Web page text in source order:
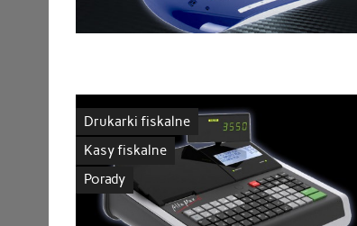
Drukarki fiskalne
Kasy fiskalne
Porady